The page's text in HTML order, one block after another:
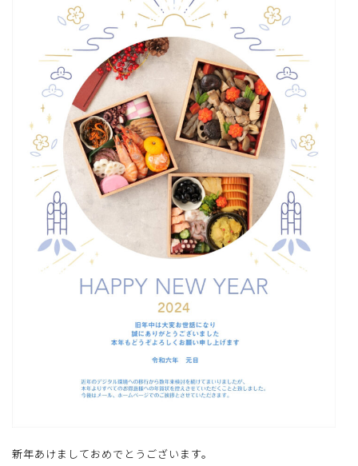
新年あけましておめでとうございます。